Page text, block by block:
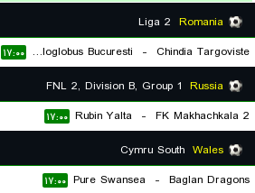
Romania
Chindia Targoviste
-
Metaloglobus Bucuresti ۱۷:۰۰
Russia
FK Makhachkala 2
-
Rubin Yalta ۱۷:۰۰
Wales
Baglan Dragons
-
Pure Swansea ۱۷:۰۰